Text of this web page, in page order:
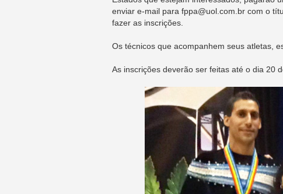
enviar e-mail para fppa@uol.com.br com o
fazer as inscrições.
Os técnicos que acompanhem seus atletas,
As inscrições deverão ser feitas até o dia 20